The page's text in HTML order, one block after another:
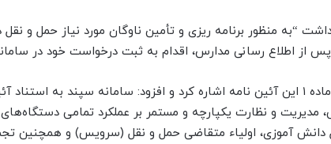
“به منظور برنامه ریزی و تأمین ناوگان مورد نیاز حمل و نقل
پس از اطلاع رسانی مدارس، اقدام به ثبت درخواست خود در
وی در ادامه به تبصره ۱۰ ماده ۱ این آئین نامه اشاره کرد و افزود: سامانه سپند
مدیریت و نظارت یکپارچه و مستمر بر عملکرد تمامی
دانش آموزی، اولیاء متقاضی حمل و نقل (سرویس) و همچنین